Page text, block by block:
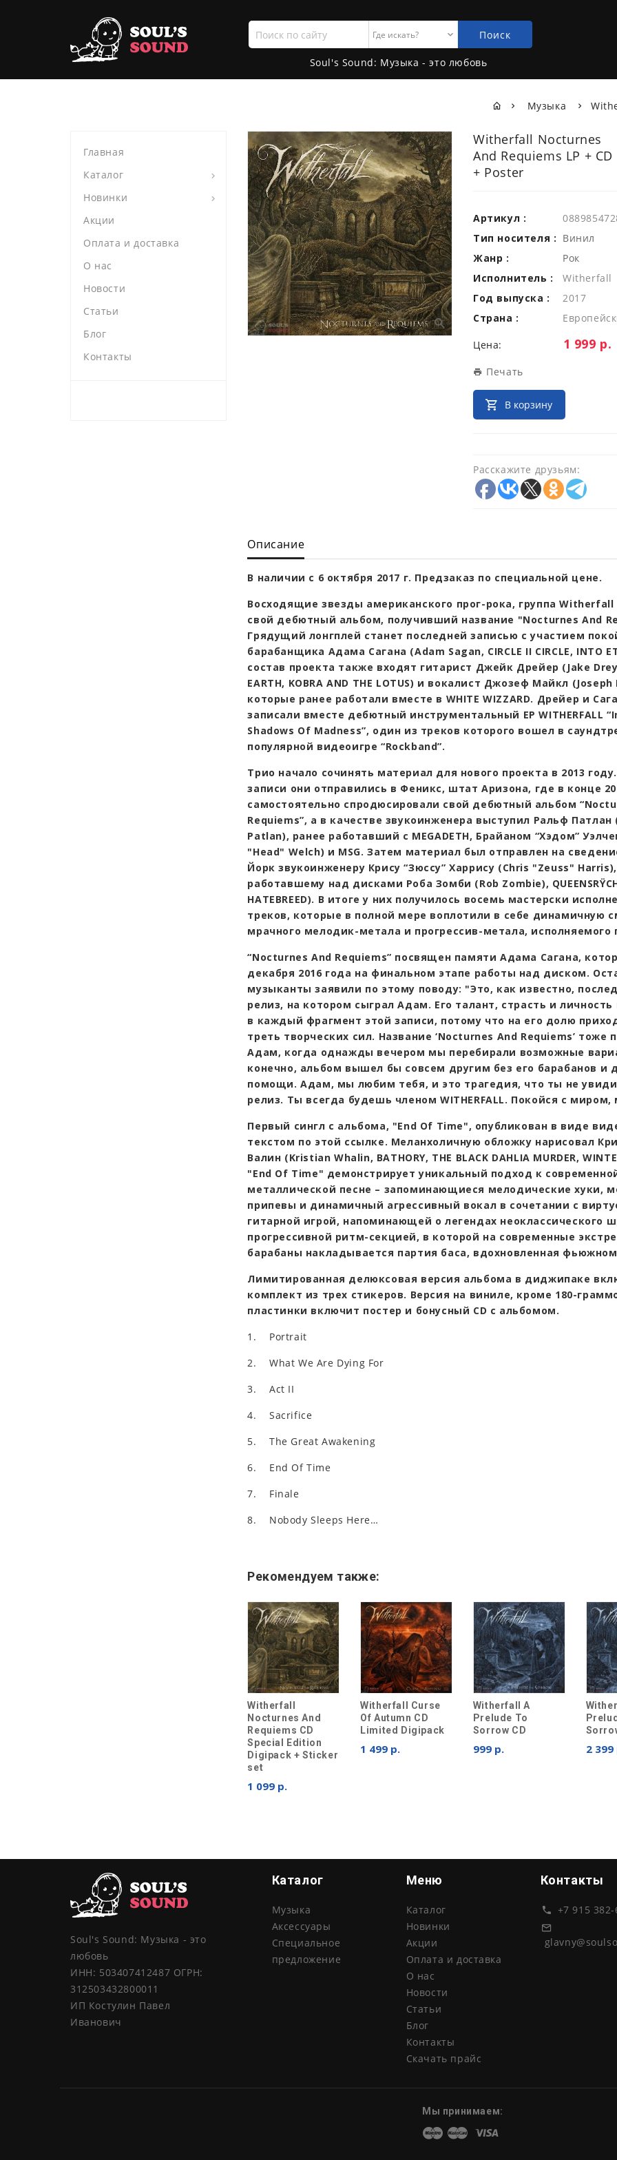
Поиск
по
сайту
Поиск
Soul's Sound: Музыка - это любовь
Музыка
Главная
Каталог
Новинки
Акции
Оплата и доставка
О нас
Новости
Статьи
Блог
Контакты
Witherfall Nocturnes
And Requiems LP + CD
+ Poster
Артикул :
Тип носителя : Винил
Жанр :
Рок
Исполнитель :
Witherfall
Год выпуска :
2017
Страна :
Цена: Цена:
1 999 р.
Печать
В корзину
Расскажите друзьям:
Описание
В наличии с 6 октября 2017 г. Предзаказ по специальной цене.
Восходящие звезды американского прог-рока, группа Witherfall
свой дебютный альбом, получивший название "Nocturnes And
Грядущий лонгплей станет последней записью с участием
барабанщика Адама Сагана (Adam Sagan, CIRCLE II CIRCLE, INTO
состав проекта также входят гитарист Джейк Дрейер (Jake
EARTH, KOBRA AND THE LOTUS) и вокалист Джозеф Майкл (Joseph
которые ранее работали вместе в WHITE WIZZARD. Дрейер и
записали вместе дебютный инструментальный EP WITHERFALL
Shadows Of Madness”, один из треков которого вошел в
популярной видеоигре “Rockband”.
Трио начало сочинять материал для нового проекта в 2013
записи они отправились в Феникс, штат Аризона, где в конце
самостоятельно спродюсировали свой дебютный альбом
Requiems”, а в качестве звукоинженера выступил Ральф Патлан
Patlan), ранее работавший с MEGADETH, Брайаном “Хэдом”
"Head" Welch) и MSG. Затем материал был отправлен на
Йорк звукоинженеру Крису “Зюссу” Харрису (Chris "Zeuss" Harris),
работавшему над дисками Роба Зомби (Rob Zombie),
HATEBREED). В итоге у них получилось восемь мастерски
треков, которые в полной мере воплотили в себе динамичную
мрачного мелодик-метала и прогрессив-метала, исполняемого
“Nocturnes And Requiems” посвящен памяти Адама Сагана,
декабря 2016 года на финальном этапе работы над диском.
музыканты заявили по этому поводу: "Это, как известно,
релиз, на котором сыграл Адам. Его талант, страсть и личность
в каждый фрагмент этой записи, потому что на его долю
треть творческих сил. Название ‘Nocturnes And Requiems’ тоже
Адам, когда однажды вечером мы перебирали возможные
конечно, альбом вышел бы совсем другим без его барабанов и
помощи. Адам, мы любим тебя, и это трагедия, что ты не
релиз. Ты всегда будешь членом WITHERFALL. Покойся с
Первый сингл с альбома, "End Of Time", опубликован в виде
текстом по этой ссылке. Меланхоличную обложку нарисовал
Валин (Kristian Whalin, BATHORY, THE BLACK DAHLIA MURDER,
"End Of Time" демонстрирует уникальный подход к
металлической песне – запоминающиеся мелодические хуки,
припевы и динамичный агрессивный вокал в сочетании с
гитарной игрой, напоминающей о легендах неоклассического
прогрессивной ритм-секцией, в которой на современные
барабаны накладывается партия баса, вдохновленная
Лимитированная делюксовая версия альбома в диджипаке
комплект из трех стикеров. Версия на виниле, кроме 180-
пластинки включит постер и бонусный CD с альбомом.
1. Portrait
2. What We Are Dying For
3. Act II
4. Sacrifice
5. The Great Awakening
6. End Of Time
7. Finale
8. Nobody Sleeps Here…
Рекомендуем также:
Witherfall
Nocturnes And
Requiems CD
Special Edition
Digipack + Sticker
set
1 099 р.
Witherfall Curse
Of Autumn CD
Limited Digipack
1 499 р.
Witherfall A
Prelude To
Sorrow CD
999 р. 2 399
Soul's Sound: Музыка - это
любовь
ИНН: 503407412487 ОГРН:
312503432800011
ИП Костулин Павел
Иванович
Каталог
Музыка
Аксессуары
Специальное
предложение
Меню
Каталог
Новинки
Акции
Оплата и доставка
О нас
Новости
Статьи
Блог
Контакты
Скачать прайс
Контакты
+7 915 382-
Мы принимаем:
MaestroMaster